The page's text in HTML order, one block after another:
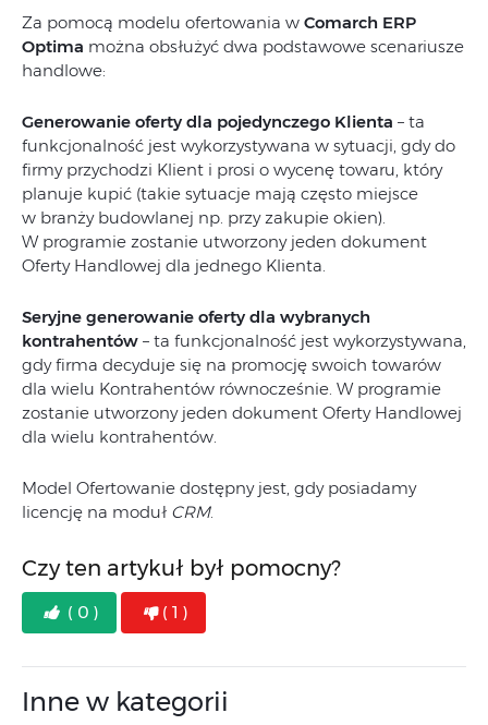
Za pomocą modelu ofertowania w Comarch ERP
Optima można obsłużyć dwa podstawowe scenariusze
handlowe:
Generowanie oferty dla pojedynczego Klienta – ta
funkcjonalność jest wykorzystywana w sytuacji, gdy do
firmy przychodzi Klient i prosi o wycenę towaru, który
planuje kupić (takie sytuacje mają często miejsce
w branży budowlanej np. przy zakupie okien).
W programie zostanie utworzony jeden dokument
Oferty Handlowej dla jednego Klienta.
Seryjne generowanie oferty dla wybranych
kontrahentów – ta funkcjonalność jest wykorzystywana,
gdy firma decyduje się na promocję swoich towarów
dla wielu Kontrahentów równocześnie. W programie
zostanie utworzony jeden dokument Oferty Handlowej
dla wielu kontrahentów.
Model Ofertowanie dostępny jest, gdy posiadamy
licencję na moduł CRM.
Czy ten artykuł był pomocny?
( 0 ) ( 1 )
Inne w kategorii